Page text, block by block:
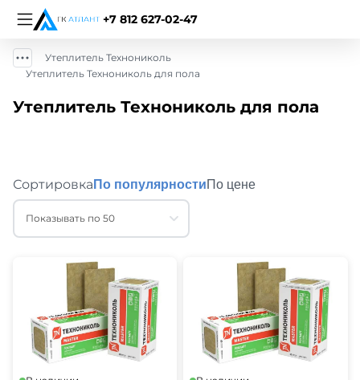
+7 812 627-02-47
Утеплитель Технониколь
Утеплитель Технониколь для пола
Утеплитель Технониколь для пола
Сортировка По популярностиПо цене
Показывать по 50